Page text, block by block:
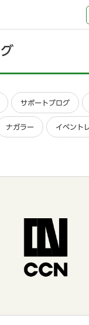
サポートブログ
ナガラー イベント